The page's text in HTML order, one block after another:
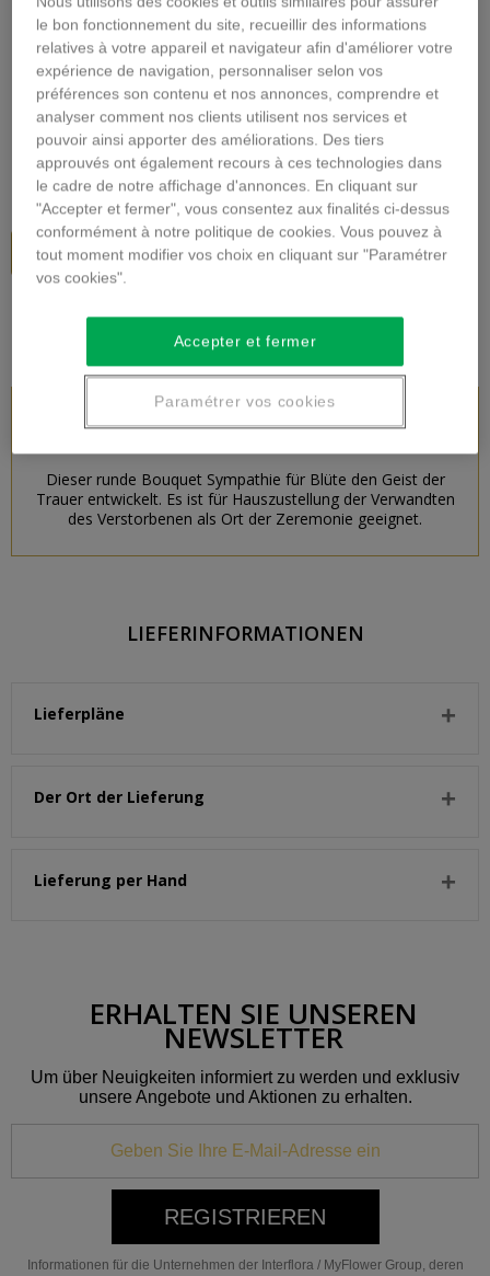
Vergrößern
TRAUER BLUMENSTRAUSS
Beschreibung
105,00 €inkl. MwSt.
In den Warenkorb
PRODUKTBESCHREIBUNG
Dieser runde Bouquet Sympathie für Blüte den Geist der
Trauer entwickelt. Es ist für Hauszustellung der Verwandten
des Verstorbenen als Ort der Zeremonie geeignet.
LIEFERINFORMATIONEN
Lieferpläne
Der Ort der Lieferung
Lieferung per Hand
ERHALTEN SIE UNSEREN
NEWSLETTER
Um über Neuigkeiten informiert zu werden und exklusiv
unsere Angebote und Aktionen zu erhalten.
REGISTRIEREN
Informationen für die Unternehmen der Interflora / MyFlower Group, deren
le bon fonctionnement du site, recueillir des informations
relatives à votre appareil et navigateur afin d'améliorer votre
expérience de navigation, personnaliser selon vos
préférences son contenu et nos annonces, comprendre et
analyser comment nos clients utilisent nos services et
pouvoir ainsi apporter des améliorations. Des tiers
approuvés ont également recours à ces technologies dans
le cadre de notre affichage d'annonces. En cliquant sur
"Accepter et fermer", vous consentez aux finalités ci-dessus
conformément à notre politique de cookies. Vous pouvez à
tout moment modifier vos choix en cliquant sur "Paramétrer
vos cookies".
Accepter et fermer
Paramétrer vos cookies